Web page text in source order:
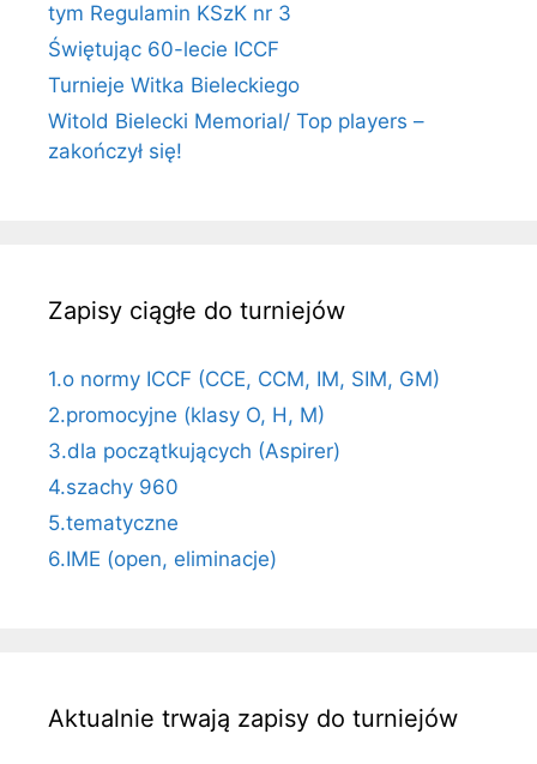
tym Regulamin KSzK nr 3
Świętując 60-lecie ICCF
Turnieje Witka Bieleckiego
Witold Bielecki Memorial/ Top players –
zakończył się!
Zapisy ciągłe do turniejów
1.o normy ICCF (CCE, CCM, IM, SIM, GM)
2.promocyjne (klasy O, H, M)
3.dla początkujących (Aspirer)
4.szachy 960
5.tematyczne
6.IME (open, eliminacje)
Aktualnie trwają zapisy do turniejów